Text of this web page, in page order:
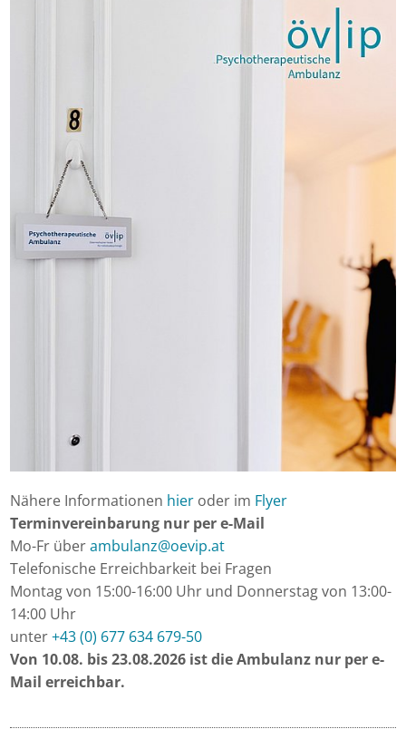
Nähere Informationen hier oder im Flyer
Terminvereinbarung nur per e-Mail
Mo-Fr überambulanz@oevip.at
Telefonische Erreichbarkeit bei Fragen
Montag von 15:00-16:00 Uhr und Donnerstag von 13:00-
14:00 Uhr
unter+43 (0) 677 634 679-50
Von 10.08. bis 23.08.2026 ist die Ambulanz nur per e-
Mail erreichbar.